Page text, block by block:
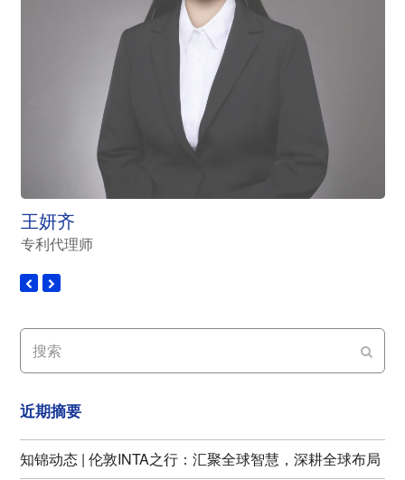
王妍齐
专利代理师
Next
Previous
搜
索
近期摘要
知锦动态 | 伦敦INTA之行：汇聚全球智慧，深耕全球布局